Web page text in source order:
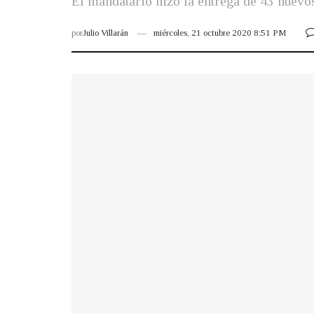
porJulio Villarán miércoles, 21 octubre 2020 8:51 PM